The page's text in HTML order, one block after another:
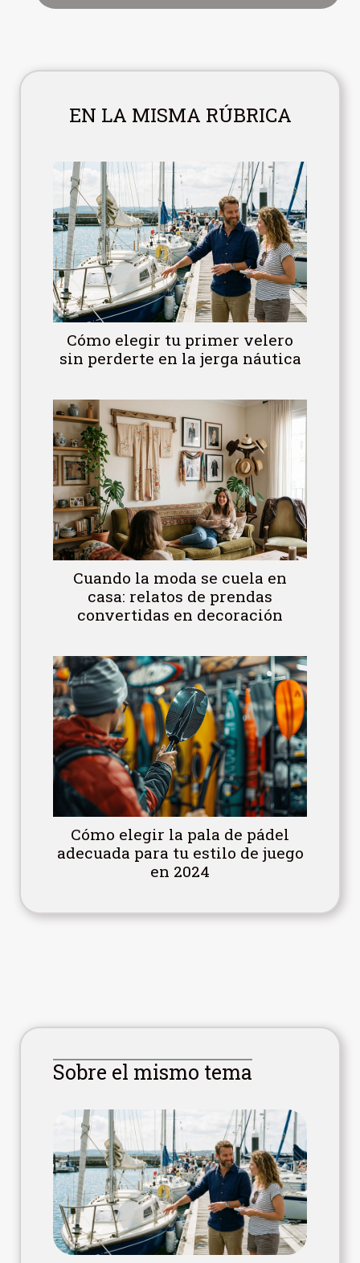
EN LA MISMA RÚBRICA
Cómo elegir tu primer velero
sin perderte en la jerga náutica
Cuando la moda se cuela en
casa: relatos de prendas
convertidas en decoración
Cómo elegir la pala de pádel
adecuada para tu estilo de juego
en 2024
Sobre el mismo tema